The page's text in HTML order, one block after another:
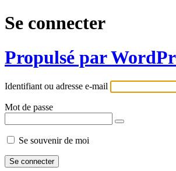
Se connecter
Propulsé par
Identifiant ou adresse e-mail
Mot de passe
Se souvenir de moi